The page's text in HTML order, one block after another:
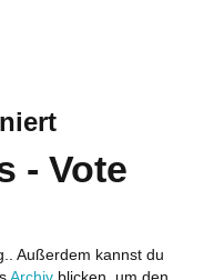
- Vote
Außerdem kannst du